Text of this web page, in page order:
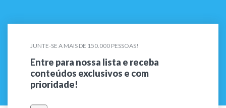
JUNTE-SE A MAIS DE 150.000 PESSOAS!
Entre para nossa lista e receba
conteúdos exclusivos e com
prioridade!